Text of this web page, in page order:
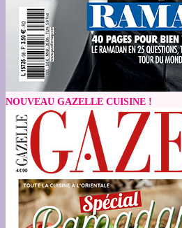
NOUVEAU GAZELLE CUISINE !